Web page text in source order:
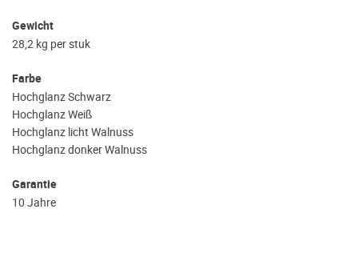
Gewicht
28,2 kg per stuk
Farbe
Hochglanz Schwarz
Hochglanz Weiß
Hochglanz licht Walnuss
Hochglanz donker Walnuss
Garantie
10 Jahre